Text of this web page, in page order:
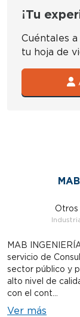
Otros
MAB
servicio de
sector público y
alto nivel de
con el cont...
Ver más
¡Tu
Cuéntales
tu hoja de